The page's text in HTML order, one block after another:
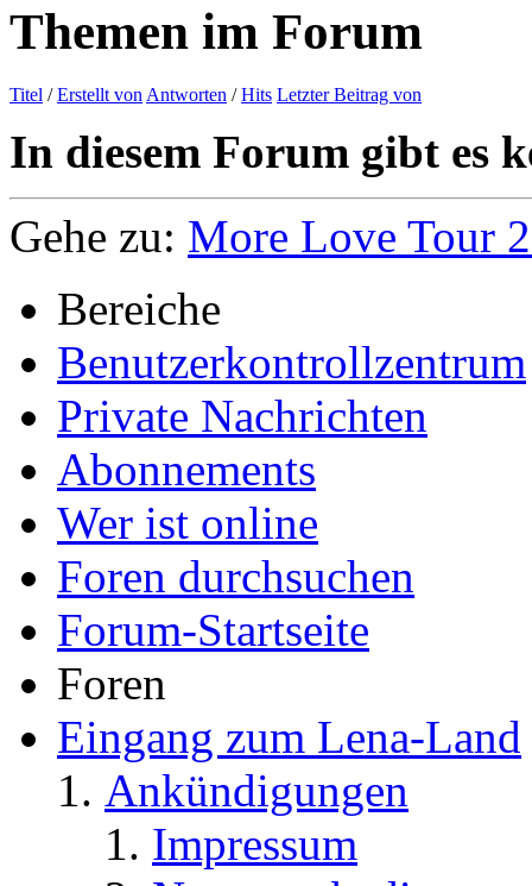
Themen im Forum
Titel /Erstellt von Antworten /Hits Letzter Beitrag von
In diesem Forum gibt es
Gehe zu: More Love Tour
Bereiche
Benutzerkontrollzentrum
Private Nachrichten
Abonnements
Wer ist online
Foren durchsuchen
Forum-Startseite
Foren
Eingang zum Lena-Land
Ankündigungen
Impressum